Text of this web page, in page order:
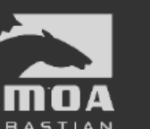
Abuztuaren 2a / 2 de
Abuztuaren 9a / 9 de
Abuztaren 12a / 12 de